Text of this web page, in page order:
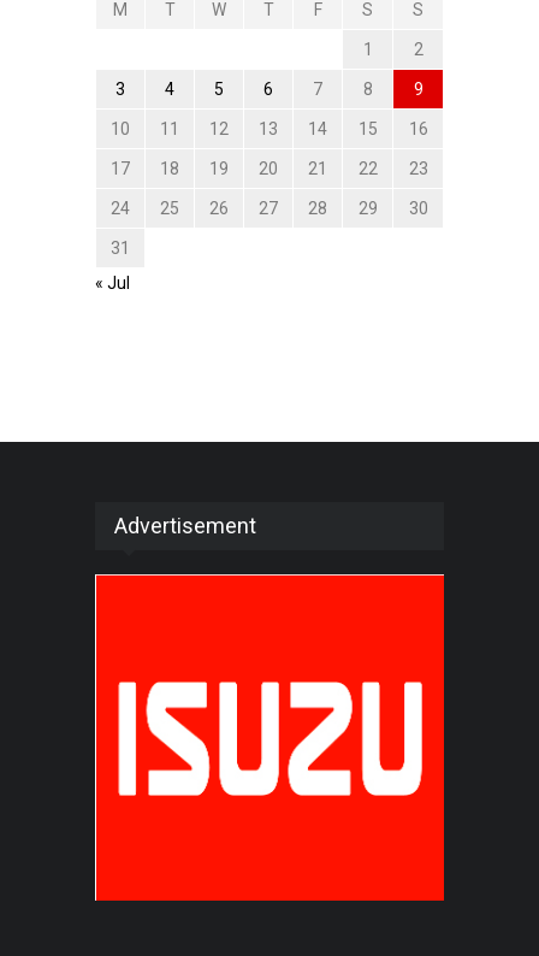
M T W T F S S
1 2
3 4 5 6 7 8 9
10 11 12 13 14 15 16
17 18 19 20 21 22 23
24 25 26 27 28 29 30
31
« Jul
Advertisement